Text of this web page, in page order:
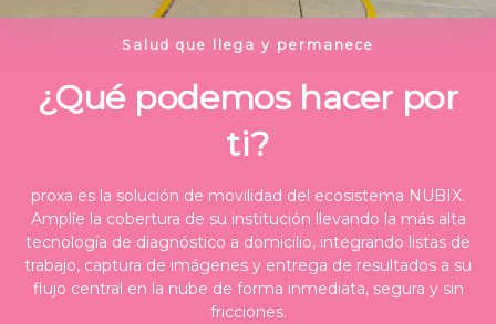
Salud que llega y permanece
¿Qué podemos hacer por
ti?
proxa es la solución de movilidad del ecosistema NUBIX.
Amplíe la cobertura de su institución llevando la más alta
tecnología de diagnóstico a domicilio, integrando listas de
trabajo, captura de imágenes y entrega de resultados a su
flujo central en la nube de forma inmediata, segura y sin
fricciones.